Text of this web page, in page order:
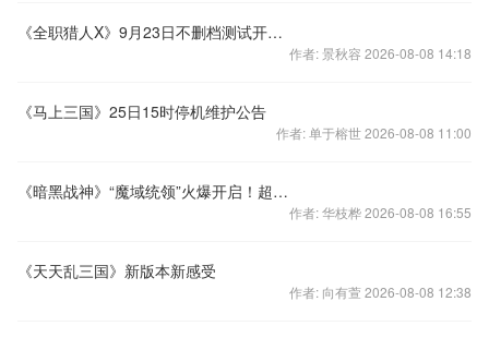
《全职猎人X》9月23日不删档测试开服公告
作者: 景秋容 2026-08-08 14:18
《马上三国》25日15时停机维护公告
作者: 单于榕世 2026-08-08 11:00
《暗黑战神》“魔域统领”火爆开启！超多福利
作者: 华枝桦 2026-08-08 16:55
《天天乱三国》新版本新感受
作者: 向有萱 2026-08-08 12:38